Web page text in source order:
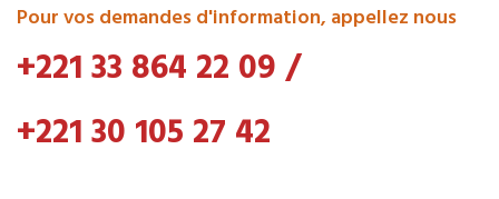
Pour vos demandes d'information, appellez nous
+221 33 864 22 09/
+221 30 105 27 42